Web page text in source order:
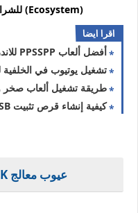
(Ecosystem) للشرائح Z790/Z690 ناضج وموثوق.
اقرا ايضا
أفضل ألعاب PPSSPP للاندرويد والآيفون 2026
تشغيل يوتيوب في الخلفية
طريقة تشغيل ألعاب صخر
كيفية إنشاء قرص تثبيت macOS Golden Gate USB
عيوب معالج Intel Core i9-14900K